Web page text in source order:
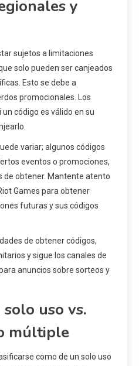
y
sujetos a limitaciones
solo pueden ser canjeados
Esto se debe a
promocionales. Los
código es válido en su
variar; algunos códigos
eventos o promociones,
de obtener. Mantente atento
Games para obtener
futuras y sus códigos
de obtener códigos,
y sigue los canales de
anuncios sobre sorteos y
uso vs.
múltiple
como de un solo uso